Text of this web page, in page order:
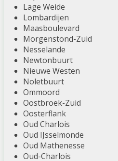
Lage Weide
Lombardijen
Maasboulevard
Morgenstond-Zuid
Nesselande
Newtonbuurt
Nieuwe Westen
Noletbuurt
Ommoord
Oostbroek-Zuid
Oosterflank
Oud Charlois
Oud IJsselmonde
Oud Mathenesse
Oud-Charlois